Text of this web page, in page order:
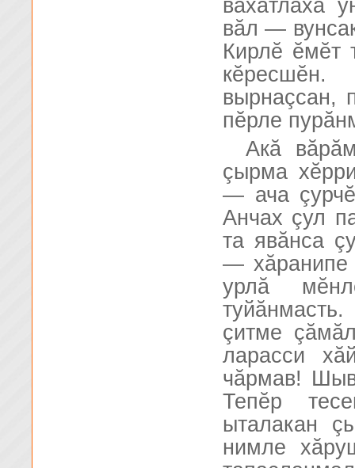
вăхăтлăха
вăл —
Кирлĕ ĕмĕт
вырнаçсан,
пĕрле
Акă
çырма
— ача
Анчах çул
та явăнса
— хăранипе
урлă
çитме
ларасси
чăрмав!
Тепĕр
ыталакан
нимле